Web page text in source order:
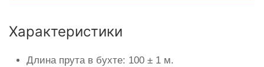
Характеристики
Длина прута в бухте: 100 ± 1 м.